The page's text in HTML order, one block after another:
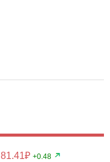
81.41₽ +0.48